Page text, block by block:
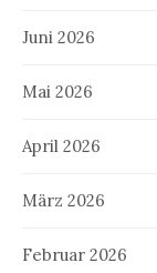
Juni 2026
Mai 2026
April 2026
März 2026
Februar 2026